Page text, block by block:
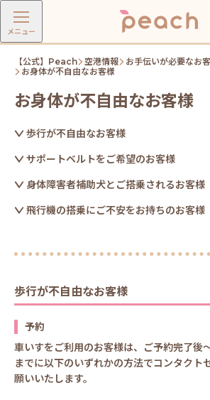
メニュー
【公式】Peach 空港情報
お手伝いが必要なお
お身体が不自由なお客様
お身体が不自由なお客様
歩行が不自由なお客様
サポートベルトをご希望のお客様
身体障害者補助犬とご搭乗されるお客様
飛行機の搭乗にご不安をお持ちのお客様
歩行が不自由なお客様
予約
車いすをご利用のお客様は、ご予約完了後
までに以下のいずれかの方法でコンタクト
願いいたします。